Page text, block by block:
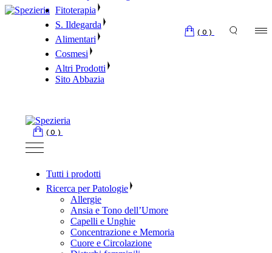
Skip
Fitoterapia
S. Ildegarda
Alimentari
Cosmesi
Altri Prodotti
Sito Abbazia
(0)
(0)
Tutti i prodotti
Ricerca per Patologie
Allergie
Ansia e Tono dell’Umore
Capelli e Unghie
Concentrazione e Memoria
Cuore e Circolazione